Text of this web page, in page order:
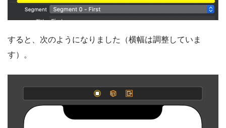
すると、次のようになりました（横幅は調整していま
す）。